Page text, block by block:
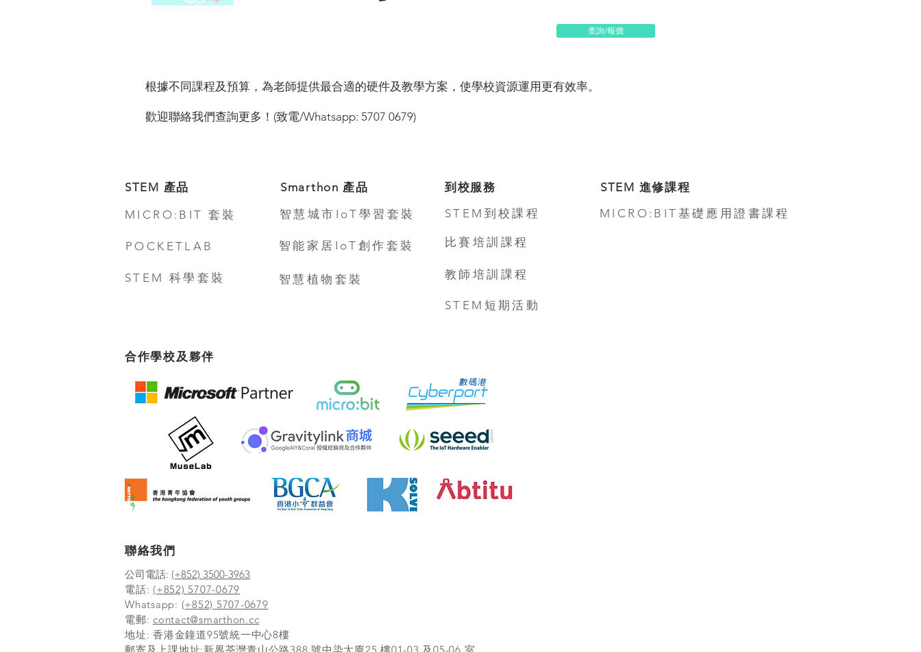
查詢/報價
根據不同課程及預算，為老師提供最合適的硬件及教學方案，使學校資源運用更有效率。
歡迎聯絡我們查詢更多！(致電/Whatsapp: 5707 0679)
STEM 產品
MICRO:BIT 套裝
POCKETLAB
STEM 科學套裝
Smarthon 產品
智慧城市IoT學習套裝
智能家居IoT創作套裝
智慧植物套裝
到校服務
STEM到校課程
比賽培訓課程
教師培訓課程
STEM短期活動
STEM 進修課程
MICRO:BIT基礎應用證書課程
合作學校及夥伴
聯絡我們
公司電話: (+852) 3500-3963
電話: (+852) 5707-0679
Whatsapp: (+852) 5707-0679
​電郵: contact@smarthon.cc
地址: 香港金鐘道95號統一中心8樓